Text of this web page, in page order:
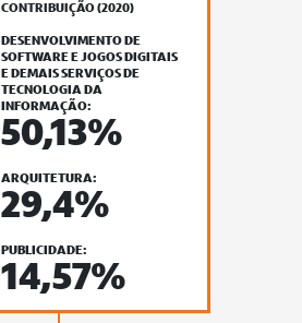
CONTRIBUIÇÃO (2020)
DESENVOLVIMENTO DE
SOFTWARE E JOGOS DIGITAIS
E DEMAIS SERVIÇOS DE
TECNOLOGIA DA
INFORMAÇÃO:
50,13%
ARQUITETURA:
29,4%
PUBLICIDADE:
14,57%